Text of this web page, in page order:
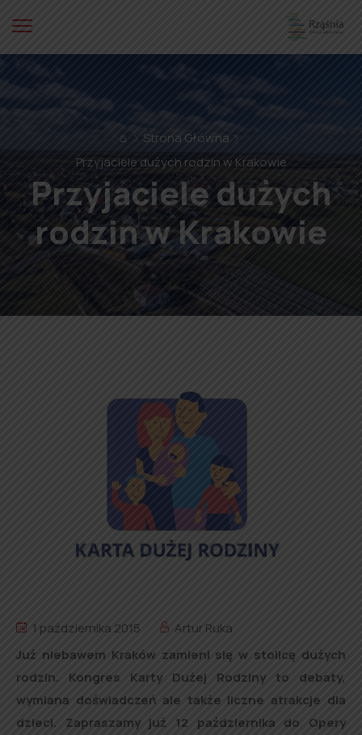
⌂
Strona Główna
Przyjaciele dużych rodzin w Krakowie
Przyjaciele dużych
rodzin w Krakowie
1 października 2015
Artur Ruka
Już niebawem Kraków zamieni się w stolicę dużych
rodzin. Kongres Karty Dużej Rodziny to debaty,
wymiana doświadczeń ale także liczne atrakcje dla
dzieci. Zapraszamy już 12 października do Opery